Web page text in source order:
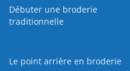
Débuter une broderie
traditionnelle
Le point arrière en broderie